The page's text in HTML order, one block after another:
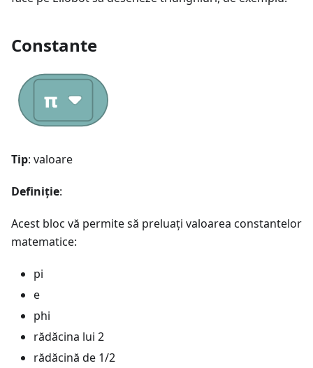
Constante
Tip: valoare
Definiție:
Acest bloc vă permite să preluați valoarea constantelor
matematice:
pi
e
phi
rădăcina lui 2
rădăcină de 1/2